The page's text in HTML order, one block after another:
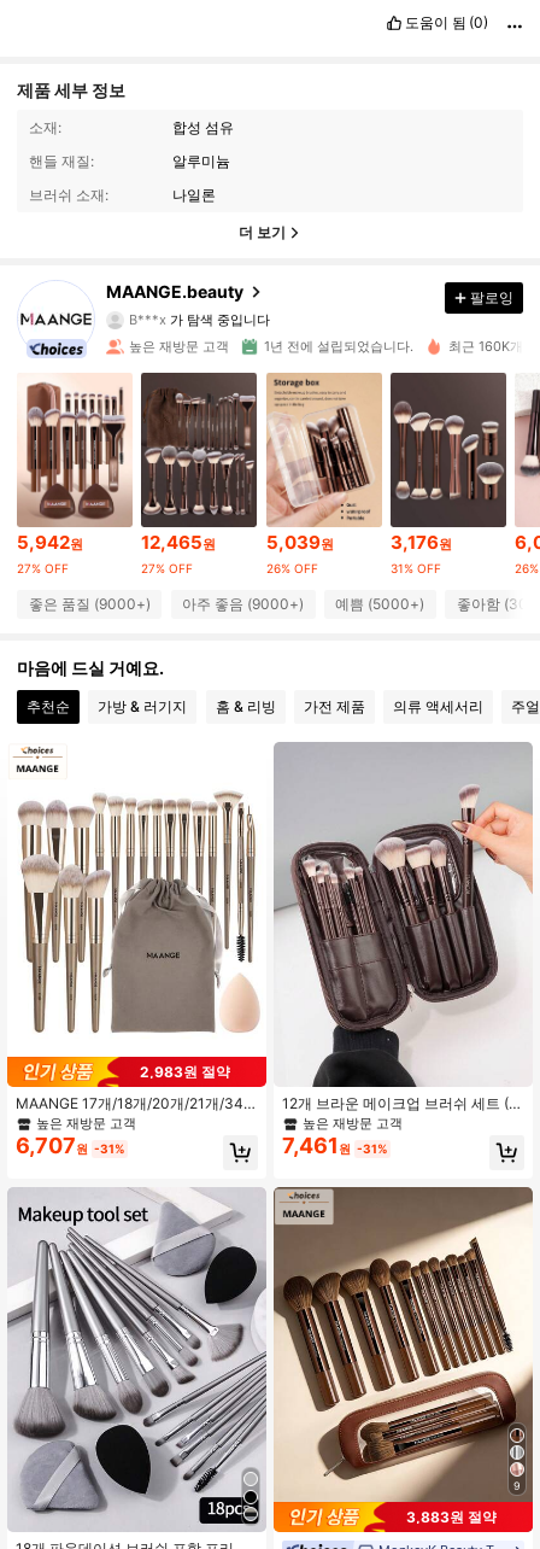
도움이 됨 (0)
제품 세부 정보
소재:
합성 섬유
핸들 재질:
알루미늄
브러쉬 소재:
나일론
더 보기
MAANGE.beauty
4.92
B***x 가 탐색 중입니다
4.92
4.92 38K 팔로워
4.92 38K 팔로워
4.92 38K 팔로워
4.92 38K 팔로워
38K 팔로워
4.92
팔로잉
높은 재방문 고객 1년 전에 설립되었습니다. 최근 160K개
5,942원
27% OFF
12,465원
27% OFF
5,039원
26% OFF
3,176원
31% OFF
좋은 품질 (9000+) 아주 좋음 (9000+) 예쁨 (5000+) 좋아함
마음에 드실 거예요.
추천순 가방 & 러기지 홈 & 리빙 가전 제품 의류 액세서리 주
2,983원 절약
MAANGE 17개/18개/20개/21개/34
개 전문 메이크업 브러시 세트, 휴대하
기 편리합니다. 여성과 소녀를 위한 이
상적인 선물, 사은품, 전문 메이크업
준비
높은 재방문 고객
6,707원 -31%
에서 얼굴 메이크업 브러시 세트
12개 브라운 메이크업 브러쉬 세트 (P
U 지퍼 백 포함), 부드러운 합성모가
있는 나무 손잡이, 얼굴 및 눈 화장에
적합, 걸 및 소녀를 위한 전문가용 메
높은 재방문 고객
7,461 원 -31%
9
3,883원 절약